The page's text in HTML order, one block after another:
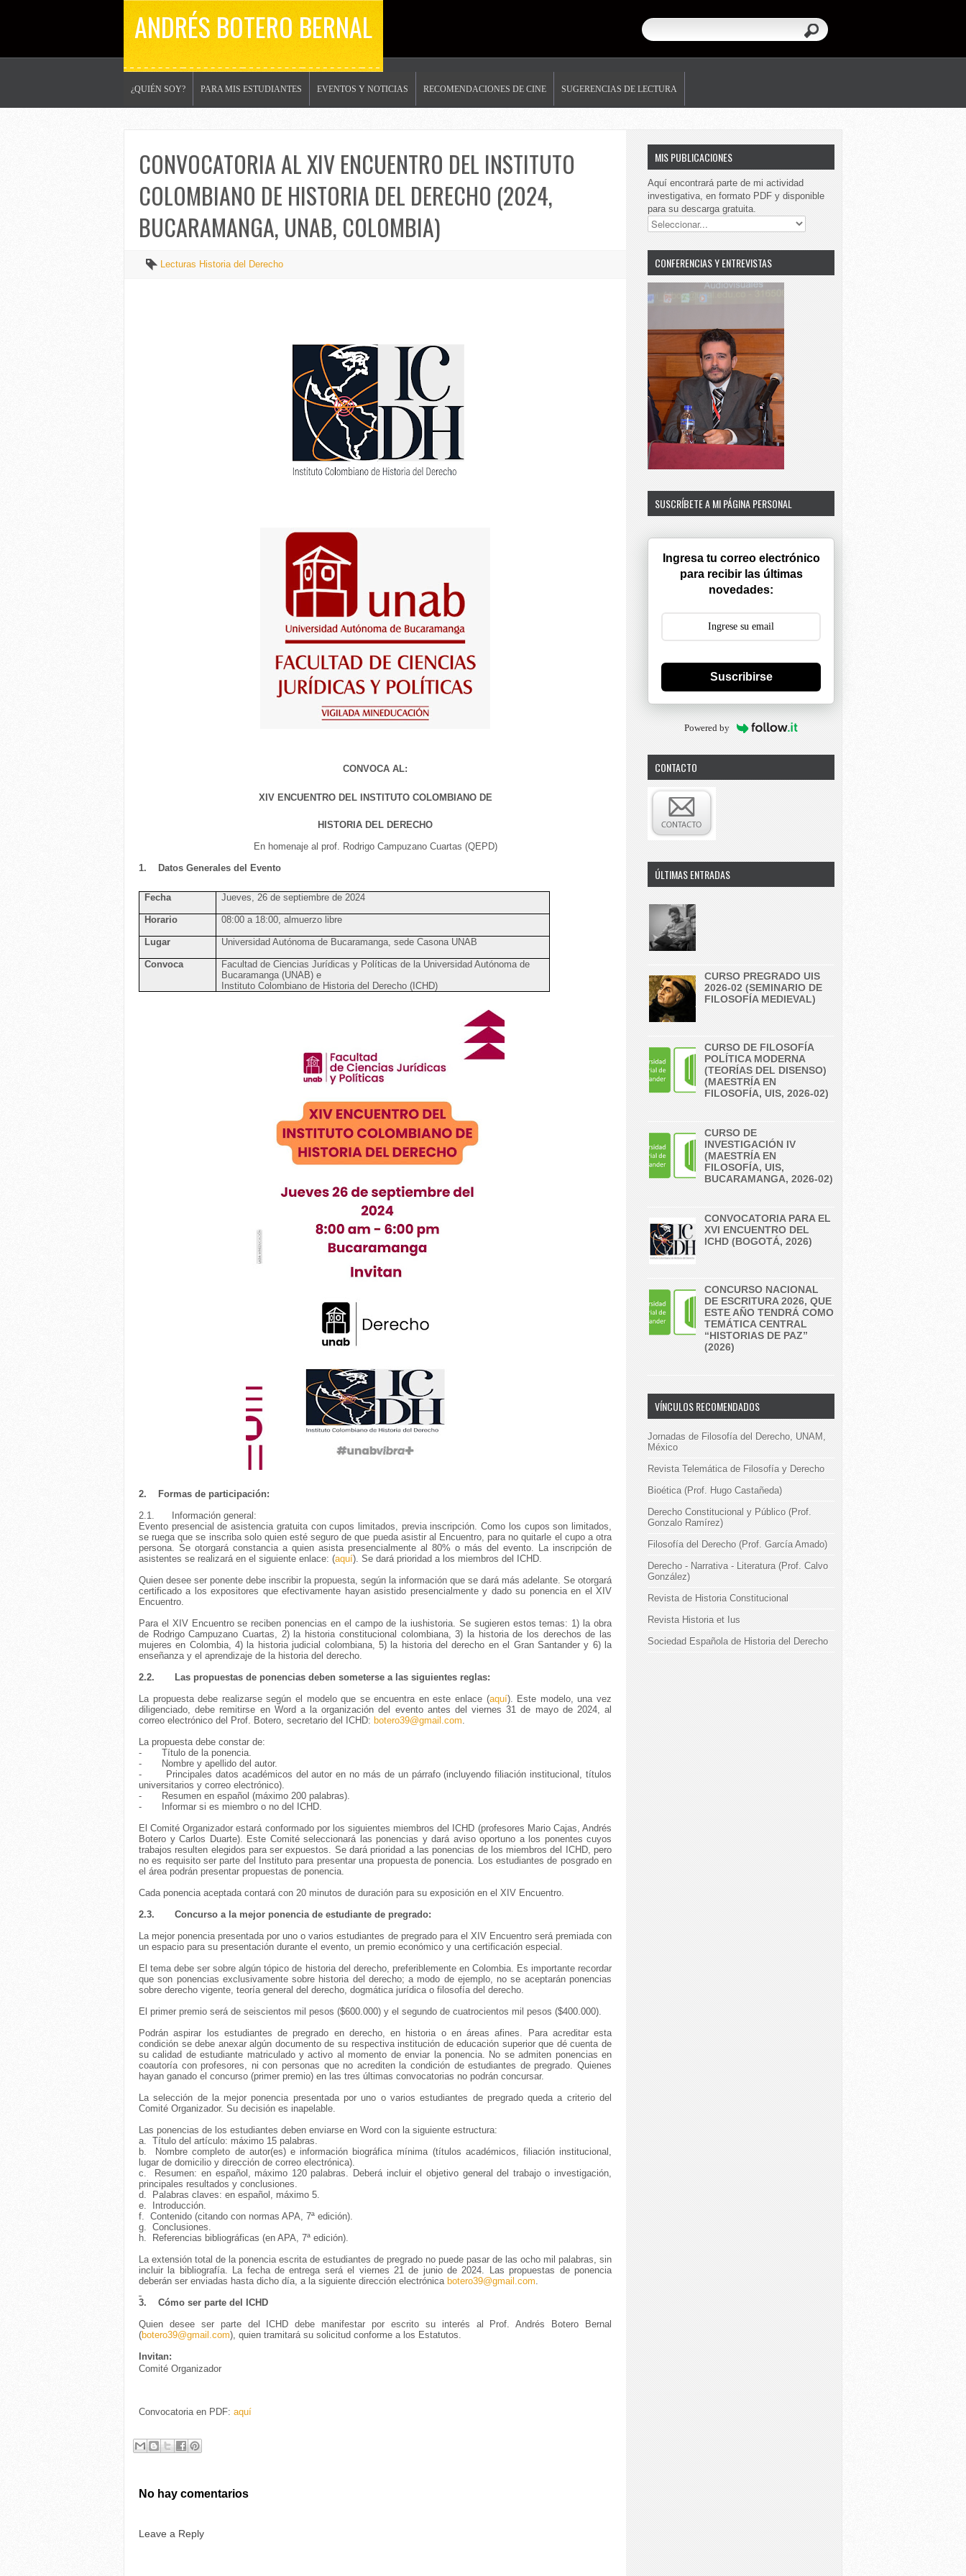
ANDRÉS BOTERO BERNAL
¿QUIÉN SOY? PARA MIS ESTUDIANTES EVENTOS Y NOTICIAS RECOMENDACIONES DE CINE SUGERENCIAS DE LECTURA
CONVOCATORIA AL XIV ENCUENTRO DEL INSTITUTO
COLOMBIANO DE HISTORIA DEL DERECHO (2024,
BUCARAMANGA, UNAB, COLOMBIA)
Lecturas Historia del Derecho
CONVOCA AL:
XIV ENCUENTRO DEL INSTITUTO COLOMBIANO DE
HISTORIA DEL DERECHO
En homenaje al prof. Rodrigo Campuzano Cuartas (QEPD)
1.
Datos Generales del Evento
Fecha Jueves, 26de septiembre de 2024
Horario 08:00 a 18:00, almuerzo libre
Lugar Universidad Autónoma de Bucaramanga, sede Casona UNAB
Convoca
Facultad de Ciencias Jurídicas y Políticas de la Universidad Autónoma de
Bucaramanga (UNAB) e
Instituto Colombiano de Historia del Derecho (ICHD)
2.
Formas de participación:
2.1.
Información general:
Evento presencial de asistencia gratuita con cupos limitados, previa inscripción. Como los cupos son limitados,
se ruega que se inscriba solo quien esté seguro de que pueda asistir al Encuentro, para no quitarle el cupo a otra
persona. Se otorgará constancia a quien asista presencialmente al 80% o más del evento. La inscripción de
asistentes se realizará en el siguiente enlace: (aquí). Se dará prioridad a los miembros del ICHD.
Quien desee ser ponente debe inscribir la propuesta, según la información que se dará más adelante. Se otorgará
certificado a los expositores que efectivamente hayan asistido presencialmente y dado su ponencia en el XIV
Encuentro.
Para el XIV Encuentro se reciben ponencias en el campo de la iushistoria. Se sugieren estos temas: 1) la obra
de Rodrigo Campuzano Cuartas, 2) la historia constitucional colombiana, 3) la historia de los derechos de las
mujeres en Colombia, 4) la historia judicial colombiana, 5) la historia del derecho en el Gran Santander y 6) la
enseñanza y el aprendizaje de la historia del derecho.
2.2.
Las propuestas de ponencias deben someterse a las siguientes reglas:
La propuesta debe realizarse según el modelo que se encuentra en este enlace (aquí). Este modelo, una vez
diligenciado, debe remitirse en Word a la organización del evento antes del viernes 31 de mayo de 2024, al
correo electrónico del Prof. Botero, secretario del ICHD: botero39@gmail.com.
La propuesta debe constar de:
-
Título de la ponencia.
-
Nombre y apellido del autor.
-
Principales datos académicos del autor en no más de un párrafo (incluyendo filiación institucional, títulos
universitarios y correo electrónico).
-
Resumen en español (máximo 200 palabras).
-
Informar si es miembro o no del ICHD.
El Comité Organizador estará conformado por los siguientes miembros del ICHD (profesores Mario Cajas, Andrés
Botero y Carlos Duarte). Este Comité seleccionará las ponencias y dará aviso oportuno a los ponentes cuyos
trabajos resulten elegidos para ser expuestos. Se dará prioridad a las ponencias de los miembros del ICHD, pero
no es requisito ser parte del Instituto para presentar una propuesta de ponencia. Los estudiantes de posgrado en
el área podrán presentar propuestas de ponencia.
Cada ponencia aceptada contará con 20 minutos de duración para su exposición en el XIV Encuentro.
2.3.
Concurso a la mejor ponencia de estudiante de pregrado:
La mejor ponencia presentada por uno o varios estudiantes de pregrado para el XIV Encuentro será premiada con
un espacio para su presentación durante el evento, un premio económico y una certificación especial.
El tema debe ser sobre algún tópico de historia del derecho, preferiblemente en Colombia. Es importante recordar
que son ponencias exclusivamente sobre historia del derecho; a modo de ejemplo, no se aceptarán ponencias
sobre derecho vigente, teoría general del derecho, dogmática jurídica o filosofía del derecho.
El primer premio será de seiscientos mil pesos ($600.000) y el segundo de cuatrocientos mil pesos ($400.000).
Podrán aspirar los estudiantes de pregrado en derecho, en historia o en áreas afines. Para acreditar esta
condición se debe anexar algún documento de su respectiva institución de educación superior que dé cuenta de
su calidad de estudiante matriculado y activo al momento de enviar la ponencia. No se admiten ponencias en
coautoría con profesores, ni con personas que no acrediten la condición de estudiantes de pregrado. Quienes
hayan ganado el concurso (primer premio) en las tres últimas convocatorias no podrán concursar.
La selección de la mejor ponencia presentada por uno o varios estudiantes de pregrado queda a criterio del
Comité Organizador. Su decisión es inapelable.
Las ponencias de los estudiantes deben enviarse en Word con la siguiente estructura:
a. Título del artículo: máximo 15 palabras.
b.
Nombre completo de autor(es) e información biográfica mínima (títulos académicos, filiación institucional,
lugar de domicilio y dirección de correo electrónica).
c.
Resumen: en español, máximo 120 palabras. Deberá incluir el objetivo general del trabajo o investigación,
principales resultados y conclusiones.
d.
Palabras claves: en español, máximo 5.
e.
Introducción.
f. Contenido (citando con normas APA, 7ª edición).
g. Conclusiones.
h.
Referencias bibliográficas (en APA, 7ª edición).
La extensión total de la ponencia escrita de estudiantes de pregrado no puede pasar de las ocho mil palabras, sin
incluir la bibliografía. La fecha de entrega será el viernes 21 de junio de 2024. Las propuestas de ponencia
deberán ser enviadas hasta dicho día, a la siguiente dirección electrónica botero39@gmail.com.
3.
Cómo ser parte del ICHD
Quien desee ser parte del ICHD debe manifestar por escrito su interés al Prof. Andrés Botero Bernal
(botero39@gmail.com), quien tramitará su solicitud conforme a los Estatutos.
Invitan:
Comité Organizador
Convocatoria en PDF: aquí
No hay comentarios
Leave a Reply
MIS PUBLICACIONES
Aquí encontrará parte de mi actividad
investigativa, en formato PDF y disponible
para su descarga gratuita.
CONFERENCIAS Y ENTREVISTAS
SUSCRÍBETE A MI PÁGINA PERSONAL
Ingresa tu correo electrónico
para recibir las últimas
novedades:
Suscribirse
Powered by
CONTACTO
ÚLTIMAS ENTRADAS
CURSO PREGRADO UIS
2026-02 (SEMINARIO DE
FILOSOFÍA MEDIEVAL)
CURSO DE FILOSOFÍA
POLÍTICA MODERNA
(TEORÍAS DEL DISENSO)
(MAESTRÍA EN
FILOSOFÍA, UIS, 2026-02)
CURSO DE
INVESTIGACIÓN IV
(MAESTRÍA EN
FILOSOFÍA, UIS,
BUCARAMANGA, 2026-02)
CONVOCATORIA PARA EL
XVI ENCUENTRO DEL
ICHD (BOGOTÁ, 2026)
CONCURSO NACIONAL
DE ESCRITURA 2026, QUE
ESTE AÑO TENDRÁ COMO
TEMÁTICA CENTRAL
“HISTORIAS DE PAZ”
(2026)
VÍNCULOS RECOMENDADOS
Jornadas de Filosofía del Derecho, UNAM,
México
Revista Telemática de Filosofía y Derecho
Bioética (Prof. Hugo Castañeda)
Derecho Constitucional y Público (Prof.
Gonzalo Ramírez)
Filosofía del Derecho (Prof. García Amado)
Derecho - Narrativa - Literatura (Prof. Calvo
González)
Revista de Historia Constitucional
Revista Historia et Ius
Sociedad Española de Historia del Derecho